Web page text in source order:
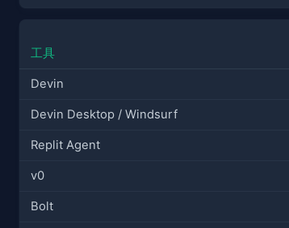
工具
Devin
Devin Desktop / Windsurf
Replit Agent
v0
Bolt